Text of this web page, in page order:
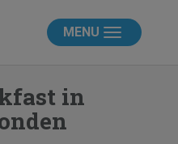
MENU
in